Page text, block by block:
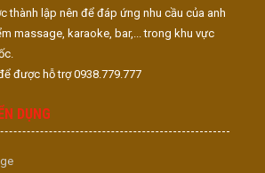
thành lập nên để đáp ứng nhu cầu của anh
massage, karaoke, bar,... trong khu vực
được hỗ trợ 0938.779.777
DỤNG